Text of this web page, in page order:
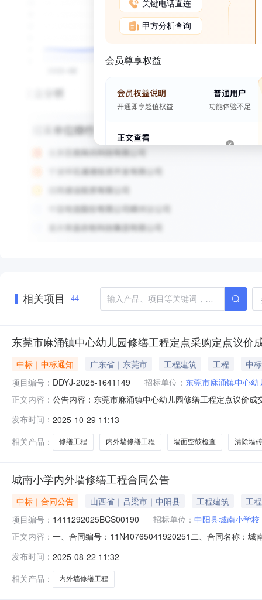
关键电话直连
甲方分析查询
会员尊享权益
相关项目 44
东莞市麻涌镇中心幼儿园修缮工程定点采购定点议价
中标｜中标通知 广东省｜东莞市 工程建筑 工程
中
项目编号： DDYJ-2025-1641149 招标单位： 东莞市麻涌镇中心幼
正文内容： 公告内容：东莞市麻涌镇中心幼儿园修缮工程定点议价
元整）（三）成交标的明细服务描述数量单位供应商报
发布时间： 2025-10-29 11:13
相关产品：
修缮工程 内外墙修缮工程 墙面空鼓检查 清除墙
城南小学内外墙修缮工程合同公告
中标｜合同公告 山西省｜吕梁市｜中阳县 工程建筑
工程
项目编号： 1411292025BCS00190 招标单位： 中阳县城南小学校
正文内容： 一、合同编号：11N40765041920251二、合同名称：
区坞城街道坞城南路52号10幢2单元901联系方式：
发布时间： 2025-08-22 11:32
相关产品：
内外墙修缮工程